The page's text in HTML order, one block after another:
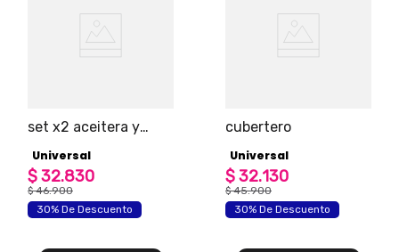
set x2 aceitera y
universal
Universal
$32.830
$ 46.900
30% De Descuento
cubertero
Universal
$32.130
$ 45.900
30% De Descuento